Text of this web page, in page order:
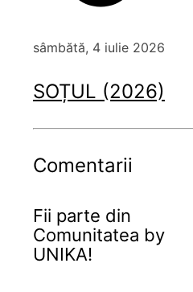
sâmbătă, 4 iulie 2026
SOȚUL (2026)
Comentarii
Fii parte din
Comunitatea by
UNIKA!